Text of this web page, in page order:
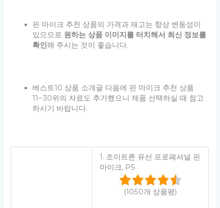
핀 마이크 추천 상품의 가격과 재고는 항상 변동성이
있으므로 원하는 상품 이미지를 터치해서 최신 정보를
확인해 주시는 것이 좋습니다.
베스트10 상품 소개글 다음에 핀 마이크 추천 상품
11~30위의 자료도 추가했으니 제품 선택하실 때 참고
하시기 바랍니다.
1. 조이트론 유선 프로페셔널 핀
마이크, P5
(1050개 상품평)